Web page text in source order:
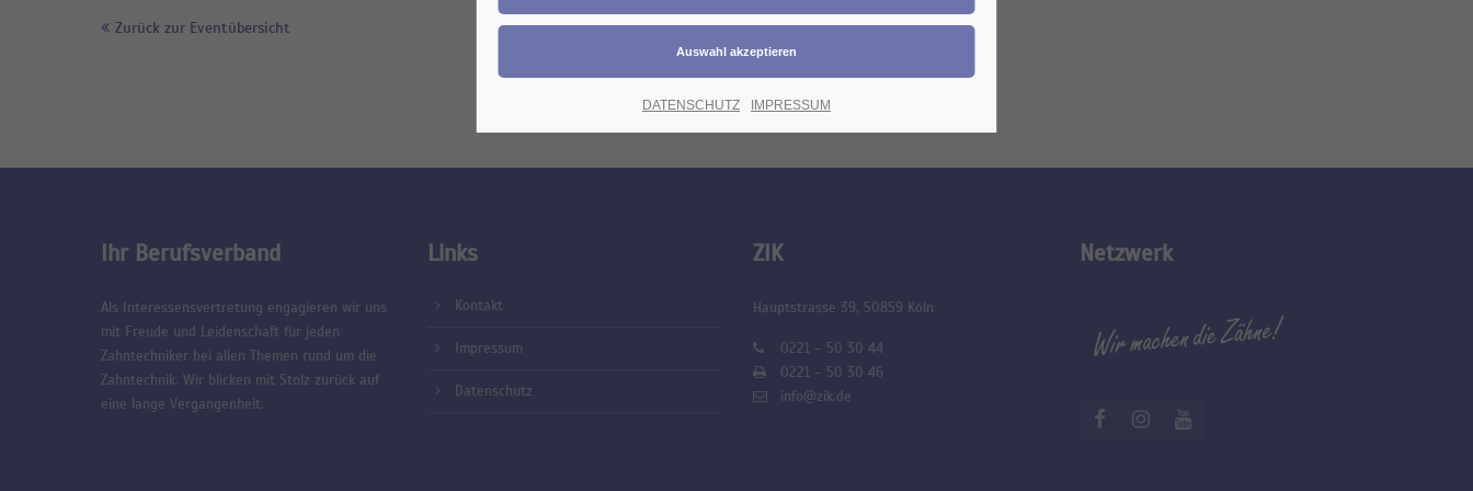
Zurück zur Eventübersicht
Ihr Berufsverband
Als Interessensvertretung engagieren wir uns
mit Freude und Leidenschaft für jeden
Zahntechniker bei allen Themen rund um die
Zahntechnik. Wir blicken mit Stolz zurück auf
eine lange Vergangenheit.
Links
Kontakt
Impressum
Datenschutz
ZIK
Hauptstrasse 39, 50859 Köln
0221 – 50 30 44
0221 – 50 30 46
info@zik.de
Netzwerk
DATENSCHUTZ IMPRESSUM